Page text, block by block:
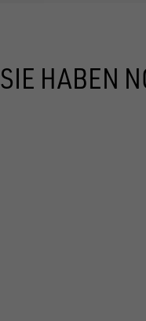
SIE HABEN